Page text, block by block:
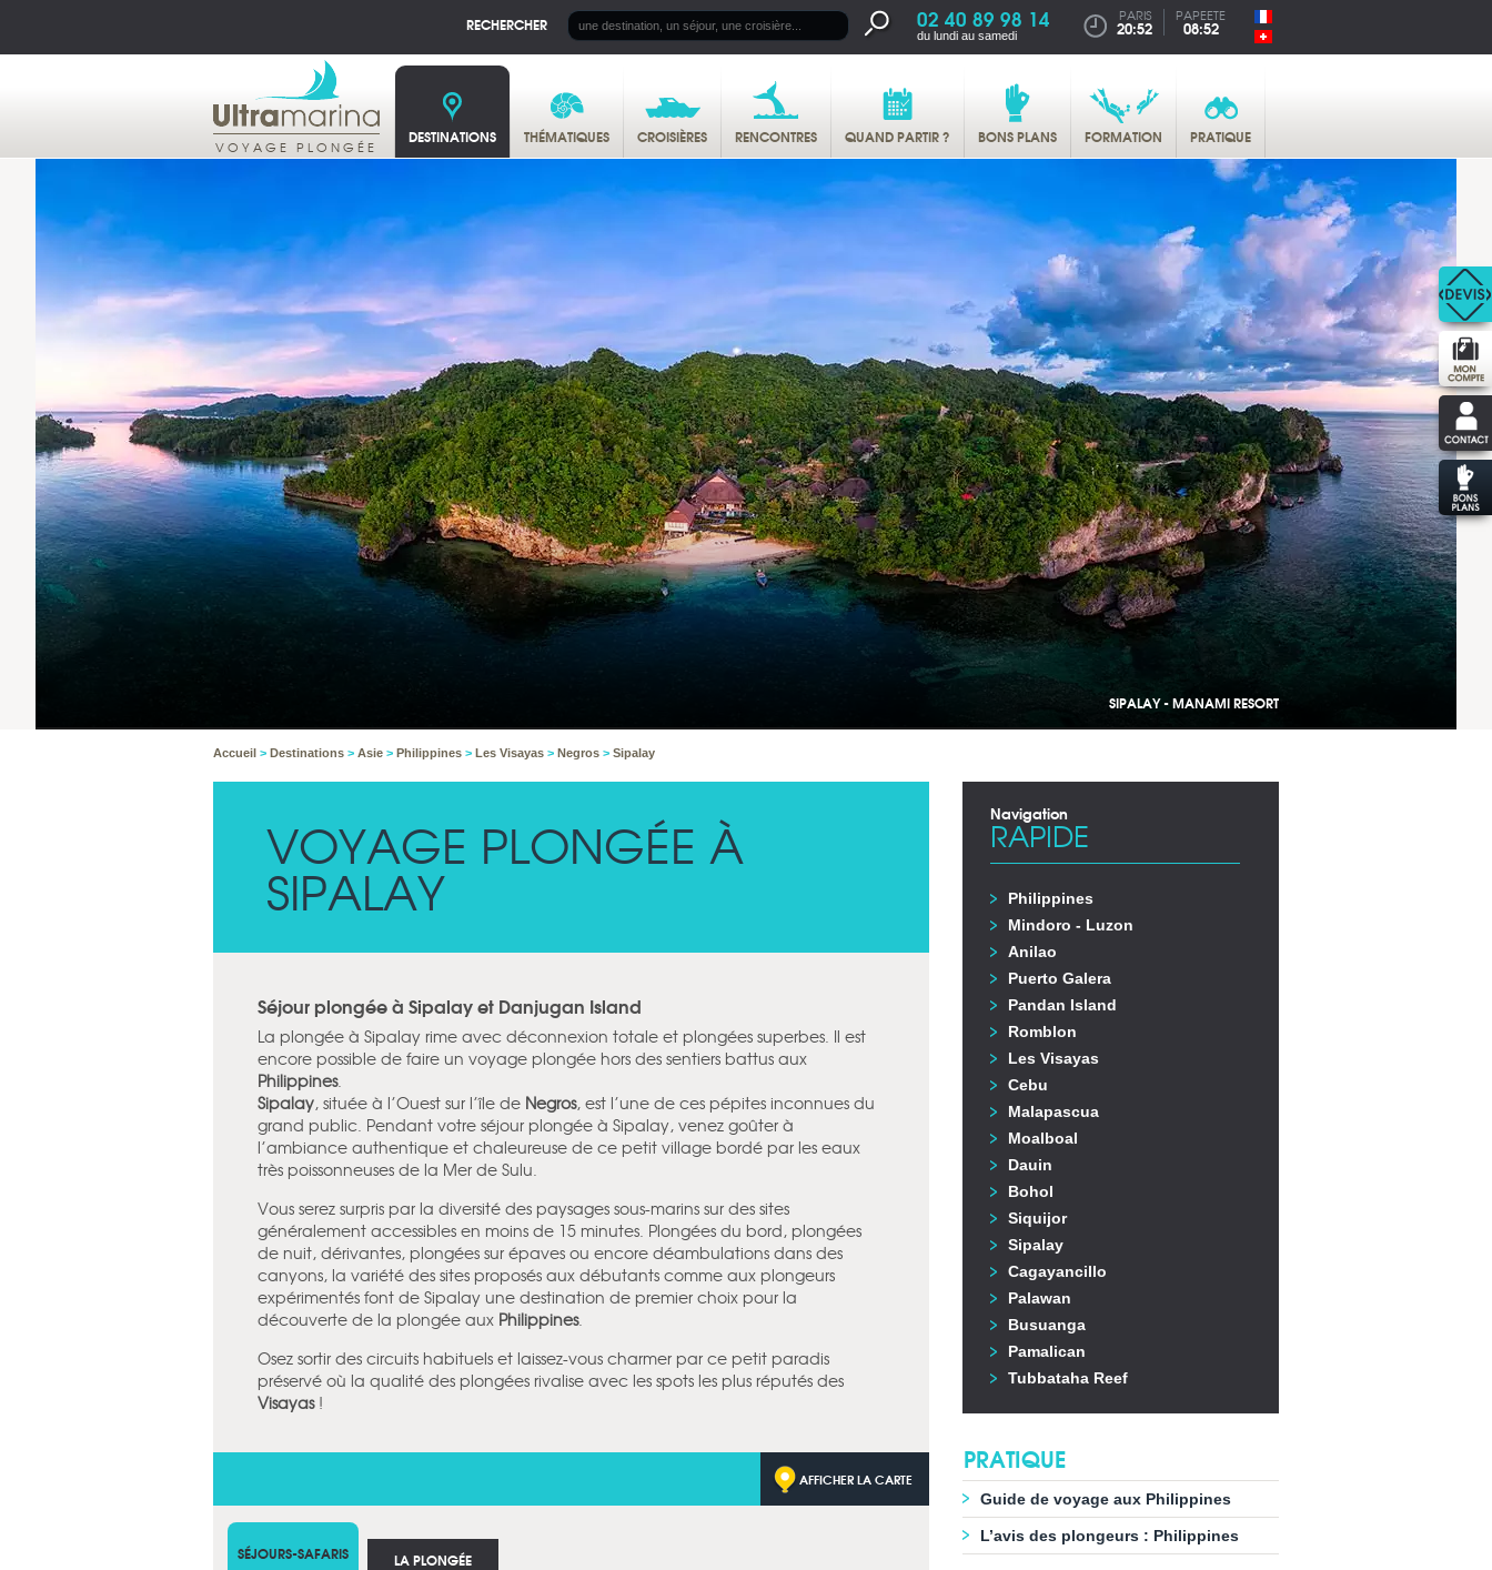
RECHERCHER 02 40 89 98 14
du lundi au samedi
PARIS
20:52
PAPEETE
08:52
VOYAGE PLONGÉE DESTINATIONS THÉMATIQUES CROISIÈRES RENCONTRES QUAND PARTIR ? BONS PLANS FORMATION PRATIQUE
SIPALAY - MANAMI RESORT
Accueil > Destinations > Asie > Philippines > Les Visayas > Negros > Sipalay
VOYAGE PLONGÉE À
SIPALAY
Séjour plongée à Sipalay et Danjugan Island
La plongée à Sipalay rime avec déconnexion totale et plongées superbes. Il est
encore possible de faire un voyage plongée hors des sentiers battus aux
Philippines.
Sipalay, située à l’Ouest sur l’île de Negros, est l’une de ces pépites inconnues du
grand public. Pendant votre séjour plongée à Sipalay, venez goûter à
l’ambiance authentique et chaleureuse de ce petit village bordé par les eaux
très poissonneuses de la Mer de Sulu.
Vous serez surpris par la diversité des paysages sous-marins sur des sites
généralement accessibles en moins de 15 minutes. Plongées du bord, plongées
de nuit, dérivantes, plongées sur épaves ou encore déambulations dans des
canyons, la variété des sites proposés aux débutants comme aux plongeurs
expérimentés font de Sipalay une destination de premier choix pour la
découverte de la plongée aux Philippines.
Osez sortir des circuits habituels et laissez-vous charmer par ce petit paradis
préservé où la qualité des plongées rivalise avec les spots les plus réputés des
Visayas!
AFFICHER LA CARTE
SÉJOURS-SAFARIS LA PLONGÉE
Navigation
RAPIDE
Philippines
Mindoro - Luzon
Anilao
Puerto Galera
Pandan Island
Romblon
Les Visayas
Cebu
Malapascua
Moalboal
Dauin
Bohol
Siquijor
Sipalay
Cagayancillo
Palawan
Busuanga
Pamalican
Tubbataha Reef
PRATIQUE
Guide de voyage aux Philippines
L’avis des plongeurs : Philippines